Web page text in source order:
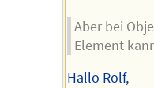
Aber bei
Element
Hallo Rolf,